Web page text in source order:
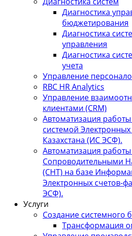
Диагностика
бюджетирования
Диагностика
управления
Диагностика
учета
Управление
RBC HR Аnalytics
Управление
клиентами (СRM)
Автоматизация
системой Электронных
Казахстана (ИС ЭСФ).
Автоматизация работы
Сопроводительными
(СНТ) на базе
Электронных счетов-
ЭСФ).
Услуги
Создание системного
Трансформация